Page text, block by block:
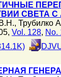
СВЕТА
, Трубилко
Vol. 128, No.